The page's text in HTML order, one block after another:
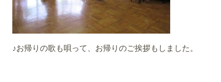
♪お帰りの歌も唄って、お帰りのご挨拶もしました。